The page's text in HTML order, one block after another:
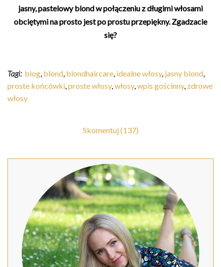
jasny, pastelowy blond w połączeniu z długimi włosami
obciętymi na prosto jest po prostu przepiękny. Zgadzacie
się?
Tagi: blog blond blondhaircare idealne włosy, jasny blond
proste końcówki proste włosy, włosy, wpis gościnny, zdrowe
włosy
Skomentuj (137)